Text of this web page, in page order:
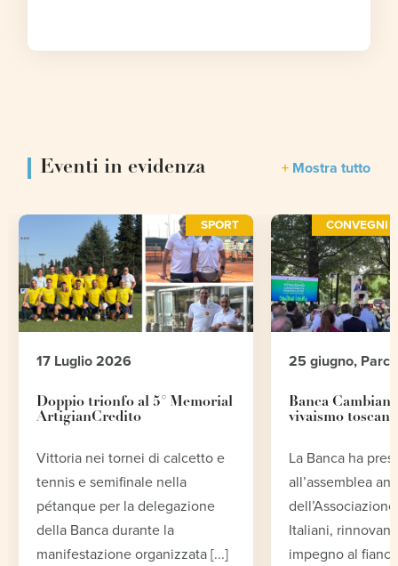
Eventi in evidenza Mostra tutto
SPORT
17 Luglio 2026
Doppio trionfo al 5° Memorial
ArtigianCredito
Vittoria nei tornei di calcetto e
tennis e semifinale nella
pétanque per la delegazione
della Banca durante la
manifestazione organizzata [...]
CONVEGNI
25 giugno,
Banca
vivaismo toscano
La Banca ha
all’assemblea
Italiani,
impegno al